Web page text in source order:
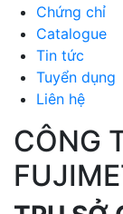
Chứng chỉ
Catalogue
Tin tức
Tuyển dụng
Liên hệ
CÔNG